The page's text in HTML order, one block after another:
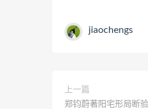
jiaochengs
上一篇
郑钧蔚著阳宅形局断